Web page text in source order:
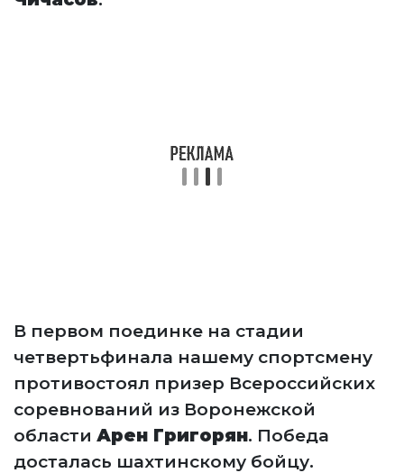
В первом поединке на стадии
четвертьфинала нашему спортсмену
противостоял призер Всероссийских
соревнований из Воронежской
области Арен Григорян. Победа
досталась шахтинскому бойцу.